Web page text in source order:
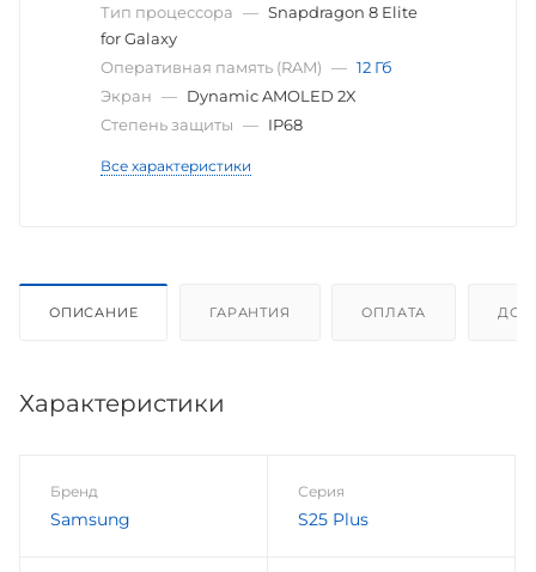
Тип процессора — Snapdragon 8 Elite
for Galaxy
Оперативная память (RAM) — 12 Гб
Экран — Dynamic AMOLED 2X
Степень защиты — IP68
Все характеристики
ОПИСАНИЕ ГАРАНТИЯ ОПЛАТА
Характеристики
Бренд
Samsung
Серия
S25 Plus